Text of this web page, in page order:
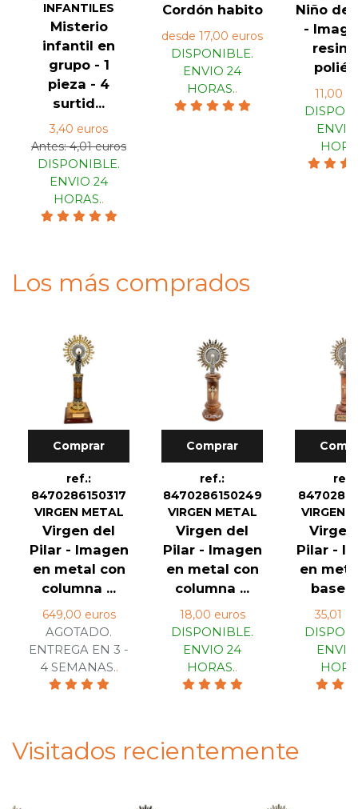
INFANTILES
Misterio
infantil en
grupo - 1
pieza - 4
surtid...
3,40 euros
Antes: 4,01 euros
DISPONIBLE.
ENVIO 24
HORAS..
Cordón habito
desde 17,00 euros
DISPONIBLE.
ENVIO 24
HORAS..
Niño de
-
11,00
Los más comprados
Comprar
ref.:
8470286150317
VIRGEN METAL
Virgen del
Pilar - Imagen
en metal con
columna ...
649,00 euros
AGOTADO.
ENTREGA EN 3 -
4 SEMANAS..
Comprar
ref.:
8470286150249
VIRGEN METAL
Virgen del
Pilar - Imagen
en metal con
columna ...
18,00 euros
DISPONIBLE.
ENVIO 24
HORAS..
ref.:
VIRGEN
Pilar -
en
base
35,01
Visitados recientemente